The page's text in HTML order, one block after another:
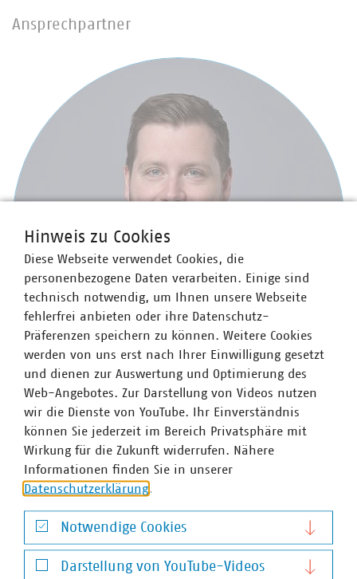
Ansprechpartner
Jeffrey Ludwig
Senior-Fachgebietsleiter Messstellenbetrieb,
Digitalisierung der Verteilnetze und
Marktkommunikation
+49 157 85129206
j.ludwig(at)vku(dot)de
Hinweis zu Cookies
Diese Webseite verwendet Cookies, die
personenbezogene Daten verarbeiten. Einige sind
technisch notwendig, um Ihnen unsere Webseite
fehlerfrei anbieten oder ihre Datenschutz-
Präferenzen speichern zu können. Weitere Cookies
werden von uns erst nach Ihrer Einwilligung gesetzt
und dienen zur Auswertung und Optimierung des
Web-Angebotes. Zur Darstellung von Videos nutzen
wir die Dienste von YouTube. Ihr Einverständnis
können Sie jederzeit im Bereich Privatsphäre mit
Wirkung für die Zukunft widerrufen. Nähere
Informationen finden Sie in unserer
Datenschutzerklärung
Notwendige Cookies
Notwendige Cookies
Darstellung von YouTube-Videos